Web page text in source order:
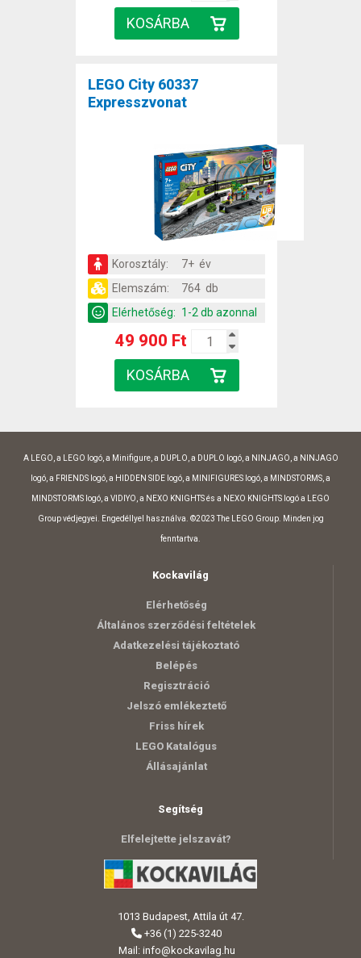
LEGO City 60337
Expresszvonat
Korosztály:
7+ év
Elemszám:
764 db
Elérhetőség: 1-2 db azonnal
49 900 Ft
A LEGO, a LEGO logó, a Minifigure, a DUPLO, a DUPLO logó, a NINJAGO, a NINJAGO
logó, a FRIENDS logó, a HIDDEN SIDE logó, a MINIFIGURES logó, a MINDSTORMS, a
MINDSTORMS logó, a VIDIYO, a NEXO KNIGHTS és a NEXO KNIGHTS logó a LEGO
Group védjegyei. Engedéllyel használva. ©2023 The LEGO Group. Minden jog
fenntartva.
Kockavilág
Elérhetőség
Általános szerződési feltételek
Adatkezelési tájékoztató
Belépés
Regisztráció
Jelszó emlékeztető
Friss hírek
LEGO Katalógus
Állásajánlat
Segítség
Elfelejtette jelszavát?
1013 Budapest, Attila út 47.
+36 (1) 225-3240
Mail: info@kockavilag.hu